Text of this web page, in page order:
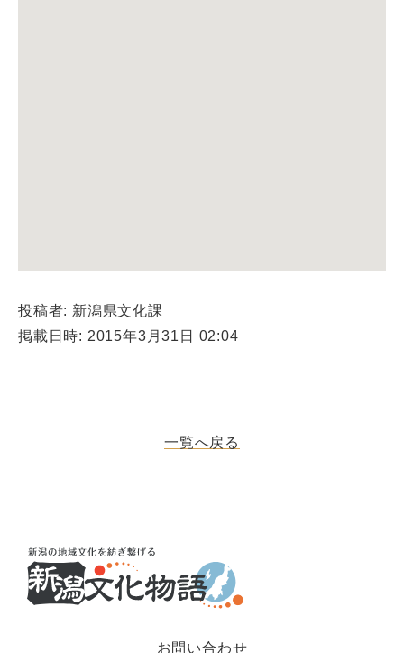
投稿者: 新潟県文化課
掲載日時: 2015年3月31日 02:04
一覧へ戻る
お問い合わせ